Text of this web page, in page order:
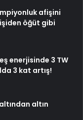
afişini
öğüt gibi
enerjisinde 3 TW
3 kat artış!
altın